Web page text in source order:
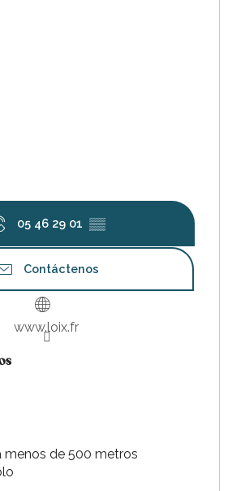
05 46 29 01 ▒▒
Contáctenos
www.loix.fr
menos de 500 metros